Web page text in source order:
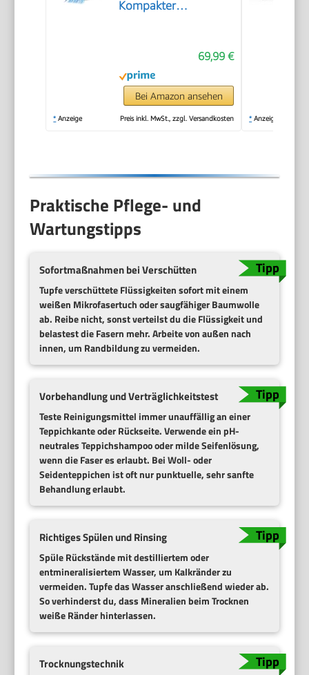
Kompakter
Waschsauger für
Teppich, Polster
Autositze & Sofa
69,99 €
Bei Amazon ansehen
* Anzeige Preis inkl. MwSt., zzgl. Versandkosten * Anzeige
Praktische Pflege- und
Wartungstipps
Sofortmaßnahmen bei Verschütten
Tupfe verschüttete Flüssigkeiten sofort mit einem
weißen Mikrofasertuchoder saugfähiger Baumwolle
ab. Reibe nicht, sonst verteilst du die Flüssigkeit und
belastest die Fasern mehr. Arbeite von außen nach
innen, um Randbildung zu vermeiden.
Vorbehandlung und Verträglichkeitstest
Teste Reinigungsmittel immer unauffällig an einer
Teppichkante oder Rückseite. Verwende einpH-
neutrales Teppichshampoooder milde Seifenlösung,
wenn die Faser es erlaubt. Bei Woll- oder
Seidenteppichen ist oft nur punktuelle, sehr sanfte
Behandlung erlaubt.
Richtiges Spülen und Rinsing
Spüle Rückstände mitdestilliertem oder
entmineralisiertem Wasser, um Kalkränder zu
vermeiden. Tupfe das Wasser anschließend wieder ab.
So verhinderst du, dass Mineralien beim Trocknen
weiße Ränder hinterlassen.
Trocknungstechnik